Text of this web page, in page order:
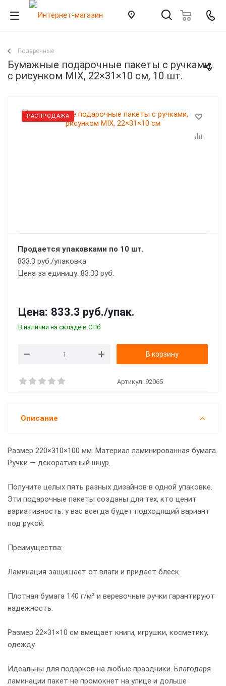
Подарочные
Бумажные подарочные пакеты с ручками,
с рисунком MIX, 22×31×10 см, 10 шт.
РАСПРОДАЖА
Продается упаковками по 10 шт.
833.3 руб./упаковка
Цена за единицу: 83.33 руб.
Цена: 833.3 руб./упак.
В наличии на складе в СПб
В корзину
Артикул: 92065
Описание
Размер 220×310×100 мм. Материал ламинированная бумага.
Ручки — декоративный шнур.
Получите целых пять разных дизайнов в одной упаковке.
Эти подарочные пакеты созданы для тех, кто ценит
вариативность: у вас всегда будет подходящий вариант
под рукой.
Преимущества:
Ламинация защищает от влаги и придает блеск.
Плотная бумага 140 г/м² и веревочные ручки гарантируют
надежность.
Размер 22×31×10 см вмещает книги, игрушки, косметику,
одежду.
Идеальны для подарков на любые праздники. Благодаря
ламинации пакет не промокнет на улице и дольше